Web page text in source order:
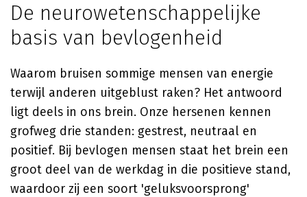
De neurowetenschappelijke
basis van bevlogenheid
Waarom bruisen sommige mensen van energie
terwijl anderen uitgeblust raken? Het antwoord
ligt deels in ons brein. Onze hersenen kennen
grofweg drie standen: gestrest, neutraal en
positief. Bij bevlogen mensen staat het brein een
groot deel van de werkdag in die positieve stand,
waardoor zij een soort 'geluksvoorsprong'